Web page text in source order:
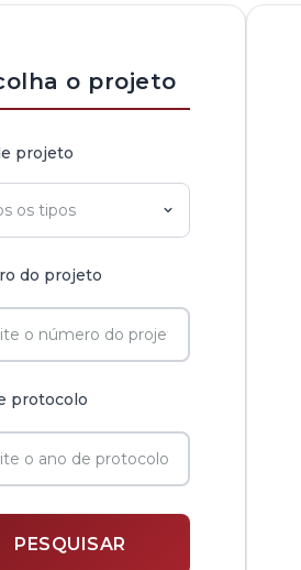
o projeto
projeto
do projeto
protocolo